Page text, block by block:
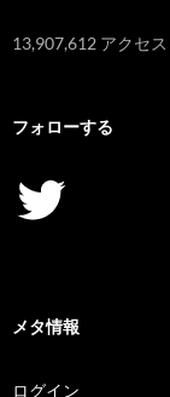
13,907,612 アクセス
フォローする
Twitter
メタ情報
ログイン